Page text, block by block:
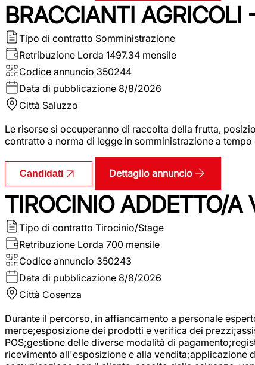
BRACCIANTI AGRICOLI
Tipo di contratto Somministrazione
Retribuzione Lorda 1497.34 mensile
Codice annuncio 350244
Data di pubblicazione 8/8/2026
Città Saluzzo
Le risorse si occuperanno di raccolta della frutta,
contratto a norma di legge in somministrazione a
Candidati Dettaglio annuncio
TIROCINIO ADDETTO/A
Tipo di contratto Tirocinio/Stage
Retribuzione Lorda 700 mensile
Codice annuncio 350243
Data di pubblicazione 8/8/2026
Città Cosenza
Durante il percorso, in affiancamento a personale
merce;esposizione dei prodotti e verifica dei
POS;gestione delle diverse modalità di
ricevimento all'esposizione e alla vendita;applicazione